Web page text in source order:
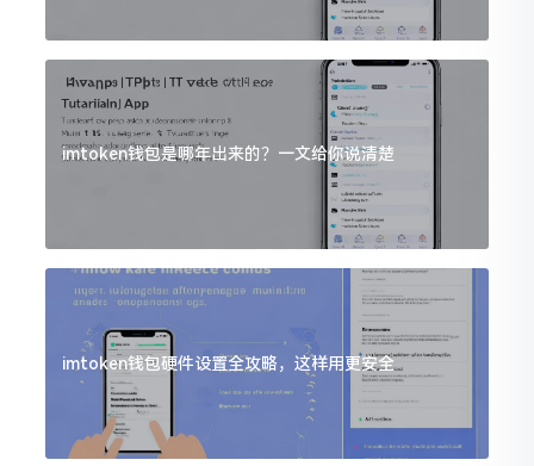
imtoken钱包是哪年出来的？一文给你说清楚
imtoken钱包硬件设置全攻略，这样用更安全